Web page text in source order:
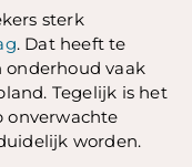
sterk
. Dat heeft te
vaak
Tegelijk is het
onverwachte
worden.